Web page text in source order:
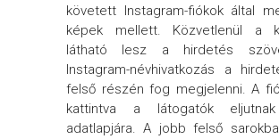
követett Instagram-fiókok által
képek mellett. Közvetlenül a
látható lesz a hirdetés
Instagram-névhivatkozás a
felső részén fog megjelenni. A
kattintva a látogatók
adatlapjára. A jobb felső